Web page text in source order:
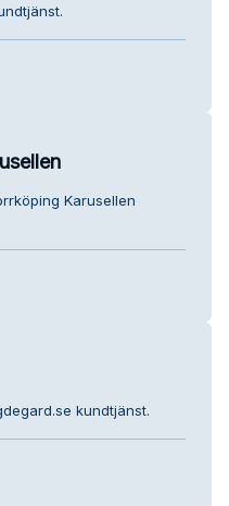
Karusellen
kundtjänst.